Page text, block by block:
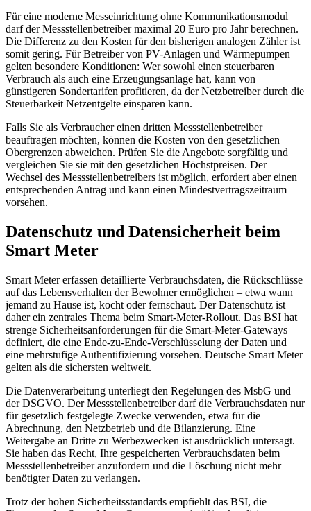
Für eine moderne Messeinrichtung ohne Kommunikationsmodul
darf der Messstellenbetreiber maximal 20 Euro pro Jahr berechnen.
Die Differenz zu den Kosten für den bisherigen analogen Zähler ist
somit gering. Für Betreiber von PV-Anlagen und Wärmepumpen
gelten besondere Konditionen: Wer sowohl einen steuerbaren
Verbrauch als auch eine Erzeugungsanlage hat, kann von
günstigeren Sondertarifen profitieren, da der Netzbetreiber durch die
Steuerbarkeit Netzentgelte einsparen kann.
Falls Sie als Verbraucher einen dritten Messstellenbetreiber
beauftragen möchten, können die Kosten von den gesetzlichen
Obergrenzen abweichen. Prüfen Sie die Angebote sorgfältig und
vergleichen Sie sie mit den gesetzlichen Höchstpreisen. Der
Wechsel des Messstellenbetreibers ist möglich, erfordert aber einen
entsprechenden Antrag und kann einen Mindestvertragszeitraum
vorsehen.
Datenschutz und Datensicherheit beim
Smart Meter
Smart Meter erfassen detaillierte Verbrauchsdaten, die Rückschlüsse
auf das Lebensverhalten der Bewohner ermöglichen – etwa wann
jemand zu Hause ist, kocht oder fernschaut. Der Datenschutz ist
daher ein zentrales Thema beim Smart-Meter-Rollout. Das BSI hat
strenge Sicherheitsanforderungen für die Smart-Meter-Gateways
definiert, die eine Ende-zu-Ende-Verschlüsselung der Daten und
eine mehrstufige Authentifizierung vorsehen. Deutsche Smart Meter
gelten als die sichersten weltweit.
Die Datenverarbeitung unterliegt den Regelungen des MsbG und
der DSGVO. Der Messstellenbetreiber darf die Verbrauchsdaten nur
für gesetzlich festgelegte Zwecke verwenden, etwa für die
Abrechnung, den Netzbetrieb und die Bilanzierung. Eine
Weitergabe an Dritte zu Werbezwecken ist ausdrücklich untersagt.
Sie haben das Recht, Ihre gespeicherten Verbrauchsdaten beim
Messstellenbetreiber anzufordern und die Löschung nicht mehr
benötigter Daten zu verlangen.
Trotz der hohen Sicherheitsstandards empfiehlt das BSI, die